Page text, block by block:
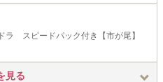
スピードパック付き【市が尾】
見る